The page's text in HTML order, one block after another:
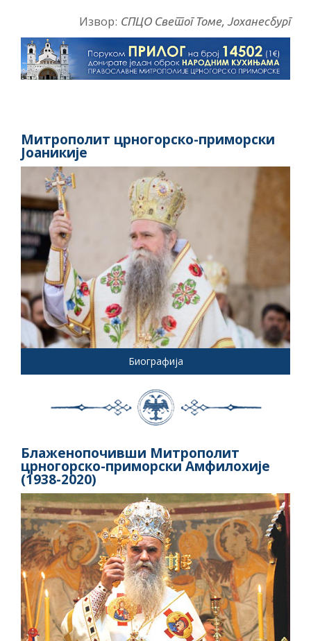
Извор: СПЦО Светог Томе, Јоханесбург
Митрополит црногорско-приморски
Јоаникије
Биографија
Блаженопочивши Митрополит
црногорско-приморски Амфилохије
(1938-2020)